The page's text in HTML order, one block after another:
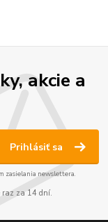
akcie a
Prihlásiť sa
zasielania newslettera.
raz za 14 dní.